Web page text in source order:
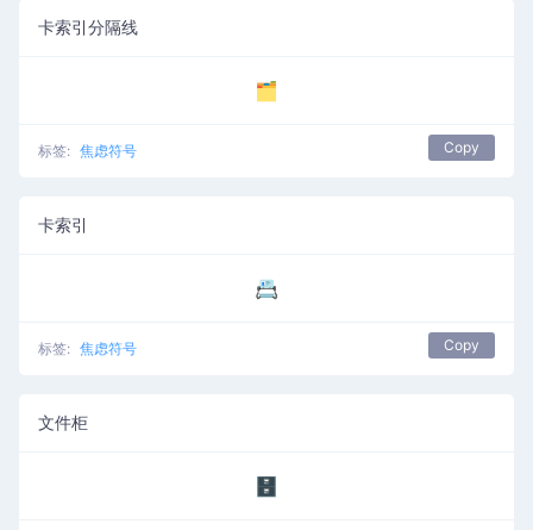
卡索引分隔线
🗂️
标签: 焦虑符号 Copy
卡索引
📇
标签: 焦虑符号 Copy
文件柜
🗄️